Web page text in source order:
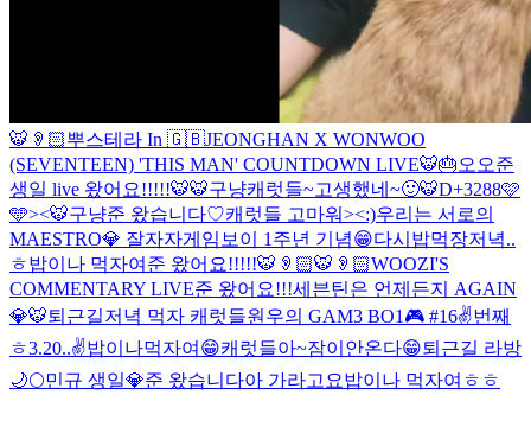
🐯👂🏻뿌스테라 In 🇬🇧JEONGHAN X WONWOO
(SEVENTEEN) 'THIS MAN' COUNTDOWN LIVE🐯🎂오오준
생일 live 왔어요!!!!!🐯🐯구냥캐럿들~고생했네~🙂🐯D+3288🩷
🩵><🐯구냥준 왔습니다♡캐럿들 고마워><:)우리는 서로의
MAESTRO💎 잘자자게임보이 1주년 기념😁다시 밥먹장저녁..
ㅎ밥이나 먹자여 준 왔어요!!!!!🐯👂🏻🐯👂🏻WOOZI'S
COMMENTARY LIVE준 왔어요!!!세븐틴은 언제든지 AGAIN
💎🐯퇴근길저녁 먹자 캐럿들원우의 GAM3 BO1🎮 #16✌️번째
ㅎ3.20..✌️밥이나먹자여 😁캐럿들아~잠이안온다😁퇴근길 라방
🌙🌕민규 생일💎준 왔습니다아 가라고요밥이나 먹자여ㅎㅎ